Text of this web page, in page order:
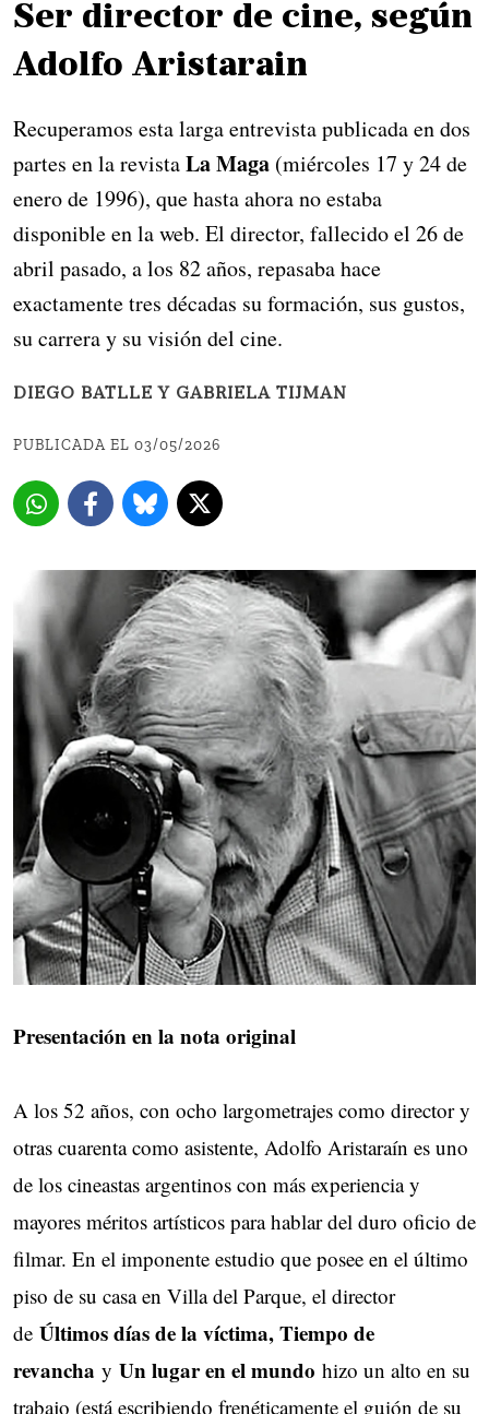
Ser director de cine, según
Adolfo Aristarain
Recuperamos esta larga entrevista publicada en dos
partes en la revistaLa Maga (miércoles 17 y 24 de
enero de 1996), que hasta ahora no estaba
disponible en la web. El director, fallecido el 26 de
abril pasado, a los 82 años, repasaba hace
exactamente tres décadas su formación, sus gustos,
su carrera y su visión del cine.
DIEGO BATLLE Y GABRIELA TIJMAN
PUBLICADA EL 03/05/2026
Presentación en la nota original
A los 52 años, con ocho largometrajes como director y
otras cuarenta como asistente, Adolfo Aristaraín es uno
de los cineastas argentinos con más experiencia y
mayores méritos artísticos para hablar del duro oficio de
filmar. En el imponente estudio que posee en el último
piso de su casa en Villa del Parque, el director
de Últimos días de la víctima, Tiempo de
revancha y Un lugar en el mundo hizo un alto en su
trabajo (está escribiendo frenéticamente el guión de su